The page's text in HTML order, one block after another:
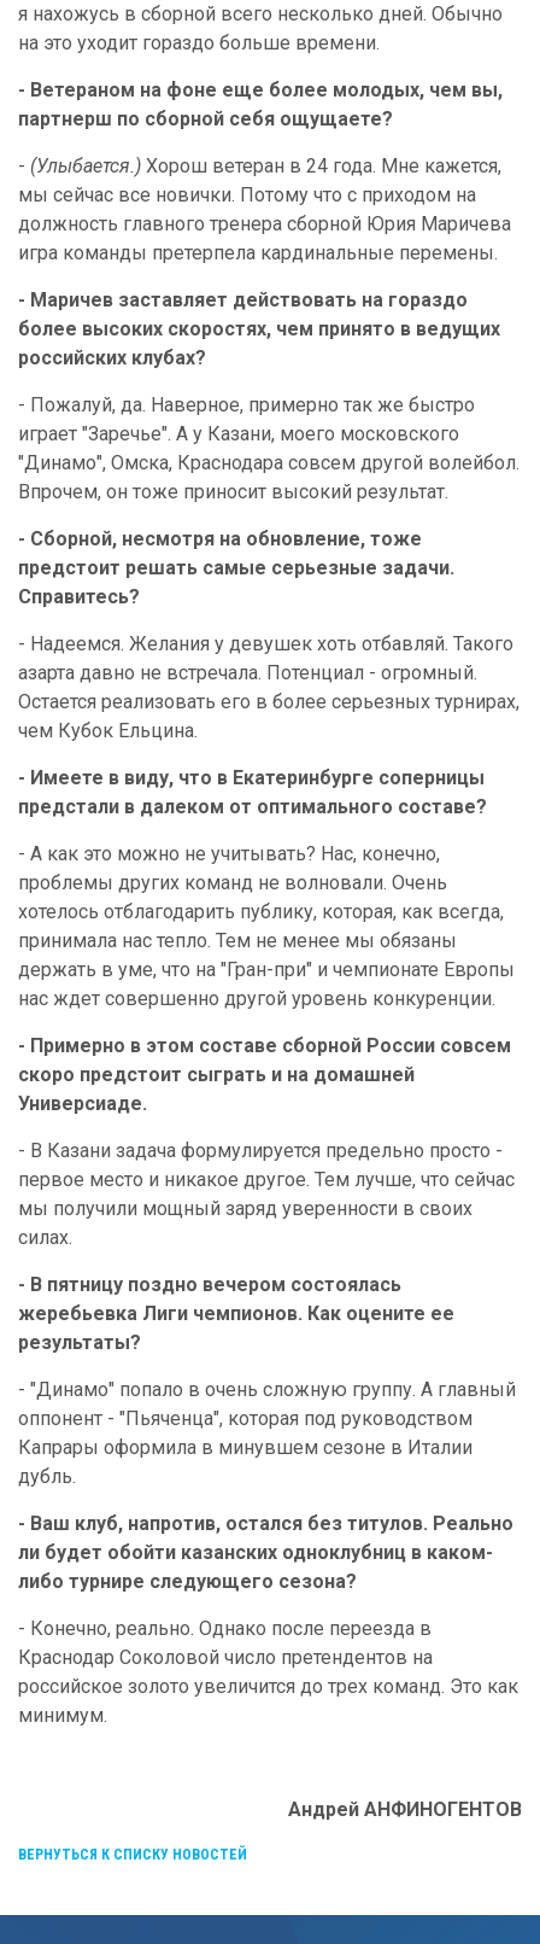
я нахожусь в сборной всего несколько дней. Обычно
на это уходит гораздо больше времени.
- Ветераном на фоне еще более молодых, чем вы,
партнерш по сборной себя ощущаете?
- (Улыбается.) Хорош ветеран в 24 года. Мне кажется,
мы сейчас все новички. Потому что с приходом на
должность главного тренера сборной Юрия Маричева
игра команды претерпела кардинальные перемены.
- Маричев заставляет действовать на гораздо
более высоких скоростях, чем принято в ведущих
российских клубах?
- Пожалуй, да. Наверное, примерно так же быстро
играет "Заречье". А у Казани, моего московского
"Динамо", Омска, Краснодара совсем другой волейбол.
Впрочем, он тоже приносит высокий результат.
- Сборной, несмотря на обновление, тоже
предстоит решать самые серьезные задачи.
Справитесь?
- Надеемся. Желания у девушек хоть отбавляй. Такого
азарта давно не встречала. Потенциал - огромный.
Остается реализовать его в более серьезных турнирах,
чем Кубок Ельцина.
- Имеете в виду, что в Екатеринбурге соперницы
предстали в далеком от оптимального составе?
- А как это можно не учитывать? Нас, конечно,
проблемы других команд не волновали. Очень
хотелось отблагодарить публику, которая, как всегда,
принимала нас тепло. Тем не менее мы обязаны
держать в уме, что на "Гран-при" и чемпионате Европы
нас ждет совершенно другой уровень конкуренции.
- Примерно в этом составе сборной России совсем
скоро предстоит сыграть и на домашней
Универсиаде.
- В Казани задача формулируется предельно просто -
первое место и никакое другое. Тем лучше, что сейчас
мы получили мощный заряд уверенности в своих
силах.
- В пятницу поздно вечером состоялась
жеребьевка Лиги чемпионов. Как оцените ее
результаты?
- "Динамо" попало в очень сложную группу. А главный
оппонент - "Пьяченца", которая под руководством
Капрары оформила в минувшем сезоне в Италии
дубль.
- Ваш клуб, напротив, остался без титулов. Реально
ли будет обойти казанских одноклубниц в каком-
либо турнире следующего сезона?
- Конечно, реально. Однако после переезда в
Краснодар Соколовой число претендентов на
российское золото увеличится до трех команд. Это как
минимум.
Андрей АНФИНОГЕНТОВ
ВЕРНУТЬСЯ К СПИСКУ НОВОСТЕЙ